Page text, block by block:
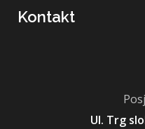
Kontakt
Ul. Trg